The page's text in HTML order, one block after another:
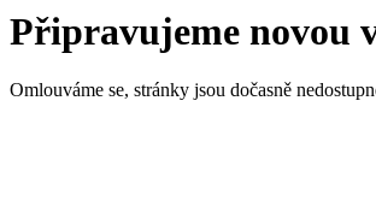
Připravujeme novou
Omlouváme se, stránky jsou dočasně